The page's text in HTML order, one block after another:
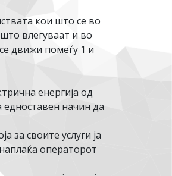
кои што се во
влегуваат и во
движи помеѓу 1 и
енергија од
едноставен начин да
за своите услуги ја
операторот